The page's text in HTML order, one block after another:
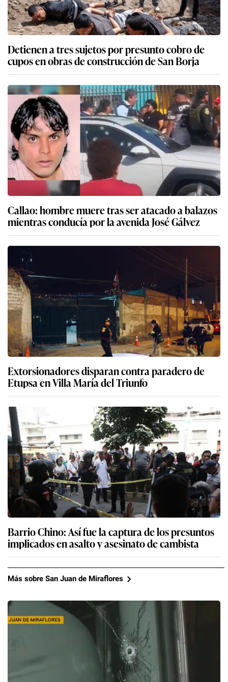
Detienen a tres sujetos por presunto cobro de
cupos en obras de construcción de San Borja
Callao: hombre muere tras ser atacado a balazos
mientras conducía por la avenida José Gálvez
Extorsionadores disparan contra paradero de
Etupsa en Villa María del Triunfo
Barrio Chino: Así fue la captura de los presuntos
implicados en asalto y asesinato de cambista
Más sobre San Juan de Miraflores